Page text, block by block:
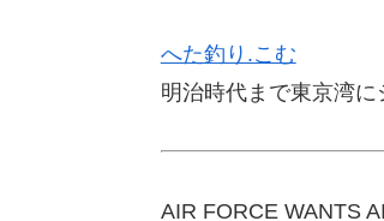
へた釣り.こむ
明治時代まで東京湾
AIR FORCE WANTS